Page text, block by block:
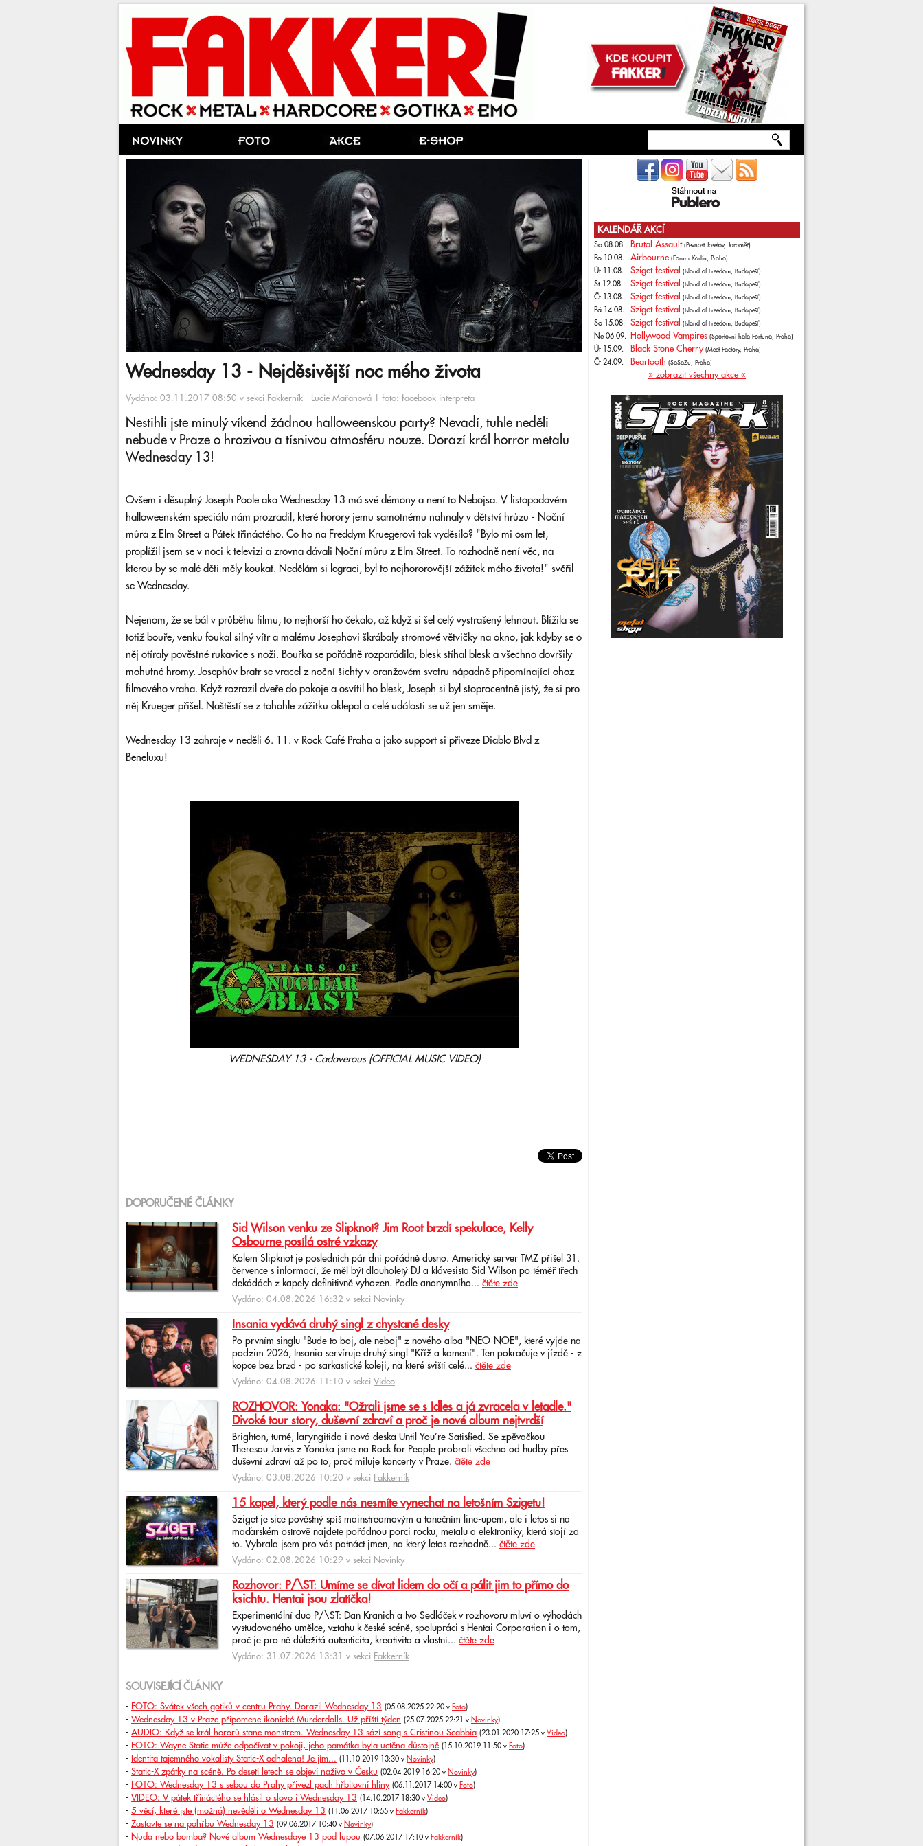
Wednesday 13 - Nejděsivější noc mého života
Vydáno: 03.11.2017 08:50 v sekci Fakkerník - Lucie Mařanová | foto: facebook interpreta
Nestihli jste minulý víkend žádnou halloweenskou party? Nevadí, tuhle neděli
nebude v Praze o hrozivou a tísnivou atmosféru nouze. Dorazí král horror metalu
Wednesday 13!
Ovšem i děsuplný Joseph Poole aka Wednesday 13 má své démony a není to Nebojsa. V listopadovém
halloweenském speciálu nám prozradil, které horory jemu samotnému nahnaly v dětství hrůzu - Noční
můra z Elm Street a Pátek třináctého. Co ho na Freddym Kruegerovi tak vyděsilo? "Bylo mi osm let,
proplížil jsem se v noci k televizi a zrovna dávali Noční můru z Elm Street. To rozhodně není věc, na
kterou by se malé děti měly koukat. Nedělám si legraci, byl to nejhororovější zážitek mého života!" svěřil
se Wednesday.
Nejenom, že se bál v průběhu filmu, to nejhorší ho čekalo, až když si šel celý vystrašený lehnout. Blížila se
totiž bouře, venku foukal silný vítr a malému Josephovi škrábaly stromové větvičky na okno, jak kdyby se o
něj otíraly pověstné rukavice s noži. Bouřka se pořádně rozparádila, blesk stíhal blesk a všechno dovršily
mohutné hromy. Josephův bratr se vracel z noční šichty v oranžovém svetru nápadně připomínající ohoz
filmového vraha. Když rozrazil dveře do pokoje a osvítil ho blesk, Joseph si byl stoprocentně jistý, že si pro
něj Krueger přišel. Naštěstí se z tohohle zážitku oklepal a celé události se už jen směje.
Wednesday 13 zahraje v neděli 6. 11. v Rock Café Praha a jako support si přiveze Diablo Blvd z
Beneluxu!
WEDNESDAY 13 - Cadaverous (OFFICIAL MUSIC VIDEO)
DOPORUČENÉ ČLÁNKY
Sid Wilson venku ze Slipknot? Jim Root brzdí spekulace, Kelly
Osbourne posílá ostré vzkazy
Kolem Slipknot je posledních pár dní pořádně dusno. Americký server TMZ přišel 31.
července s informací, že měl být dlouholetý DJ a klávesista Sid Wilson po téměř třech
dekádách z kapely definitivně vyhozen. Podle anonymního... čtěte zde
Vydáno: 04.08.2026 16:32 v sekci Novinky
Insania vydává druhý singl z chystané desky
Po prvním singlu "Bude to boj, ale neboj" z nového alba "NEO-NOE", které vyjde na
podzim 2026, Insania servíruje druhý singl "Kříž a kamení". Ten pokračuje v jízdě - z
kopce bez brzd - po sarkastické koleji, na které sviští celé... čtěte zde
Vydáno: 04.08.2026 11:10 v sekci Video
ROZHOVOR: Yonaka: "Ožrali jsme se s Idles a já zvracela v letadle."
Divoké tour story, duševní zdraví a proč je nové album nejtvrdší
Brighton, turné, laryngitida i nová deska Until You’re Satisfied. Se zpěvačkou
Theresou Jarvis z Yonaka jsme na Rock for People probrali všechno od hudby přes
duševní zdraví až po to, proč miluje koncerty v Praze. čtěte zde
Vydáno: 03.08.2026 10:20 v sekci Fakkerník
15 kapel, který podle nás nesmíte vynechat na letošním Szigetu!
Sziget je sice pověstný spíš mainstreamovým a tanečním line-upem, ale i letos si na
maďarském ostrově najdete pořádnou porci rocku, metalu a elektroniky, která stojí za
to. Vybrala jsem pro vás patnáct jmen, na který letos rozhodně... čtěte zde
Vydáno: 02.08.2026 10:29 v sekci Novinky
Rozhovor: P/\ST: Umíme se dívat lidem do očí a pálit jim to přímo do
ksichtu. Hentai jsou zlatíčka!
Experimentální duo P/\ST: Dan Kranich a Ivo Sedláček v rozhovoru mluví o výhodách
vystudovaného umělce, vztahu k české scéně, spolupráci s Hentai Corporation i o tom,
proč je pro ně důležitá autenticita, kreativita a vlastní... čtěte zde
Vydáno: 31.07.2026 13:31 v sekci Fakkerník
SOUVISEJÍCÍ ČLÁNKY
- FOTO: Svátek všech gotiků v centru Prahy. Dorazil Wednesday 13 (05.08.2025 22:20 v Foto)
- Wednesday 13 v Praze připomene ikonické Murderdolls. Už příští týden (25.07.2025 22:21 v Novinky)
- AUDIO: Když se král hororů stane monstrem. Wednesday 13 sází song s Cristinou Scabbia (23.01.2020 17:25 v Video)
- FOTO: Wayne Static může odpočívat v pokoji, jeho památka byla uctěna důstojně (15.10.2019 11:50 v Foto)
- Identita tajemného vokalisty Static-X odhalena! Je jím... (11.10.2019 13:30 v Novinky)
- Static-X zpátky na scéně. Po deseti letech se objeví naživo v Česku (02.04.2019 16:20 v Novinky)
- FOTO: Wednesday 13 s sebou do Prahy přivezl pach hřbitovní hlíny (06.11.2017 14:00 v Foto)
- VIDEO: V pátek třináctého se hlásil o slovo i Wednesday 13 (14.10.2017 18:30 v Video)
- 5 věcí, které jste (možná) nevěděli o Wednesday 13 (11.06.2017 10:55 v Fakkerník)
- Zastavte se na pohřbu Wednesday 13 (09.06.2017 10:40 v Novinky)
- Nuda nebo bomba? Nové album Wednesdaye 13 pod lupou (07.06.2017 17:10 v Fakkerník)
KALENDÁŘ AKCÍ
So 08.08. Brutal Assault (Pevnost Josefov, Jaroměř)
Po 10.08. Airbourne (Forum Karlín, Praha)
Út 11.08. Sziget festival (Island of Freedom, Budapešť)
St 12.08. Sziget festival (Island of Freedom, Budapešť)
Čt 13.08. Sziget festival (Island of Freedom, Budapešť)
Pá 14.08. Sziget festival (Island of Freedom, Budapešť)
So 15.08. Sziget festival (Island of Freedom, Budapešť)
Ne 06.09. Hollywood Vampires (Sportovní hala Fortuna, Praha)
Út 15.09. Black Stone Cherry (Meet Factory, Praha)
Čt 24.09. Beartooth (SaSaZu, Praha)
» zobrazit všechny akce «